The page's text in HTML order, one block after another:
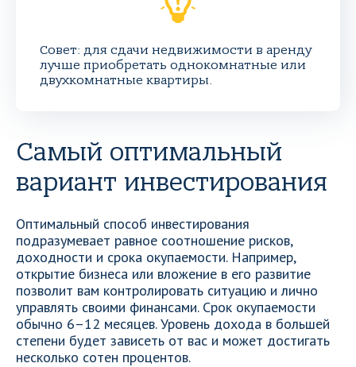
Совет: для сдачи недвижимости в аренду
лучше приобретать однокомнатные или
двухкомнатные квартиры.
Самый оптимальный
вариант инвестирования
Оптимальный способ инвестирования
подразумевает равное соотношение рисков,
доходности и срока окупаемости. Например,
открытие бизнеса или вложение в его развитие
позволит вам контролировать ситуацию и лично
управлять своими финансами. Срок окупаемости
обычно 6–12 месяцев. Уровень дохода в большей
степени будет зависеть от вас и может достигать
несколько сотен процентов.